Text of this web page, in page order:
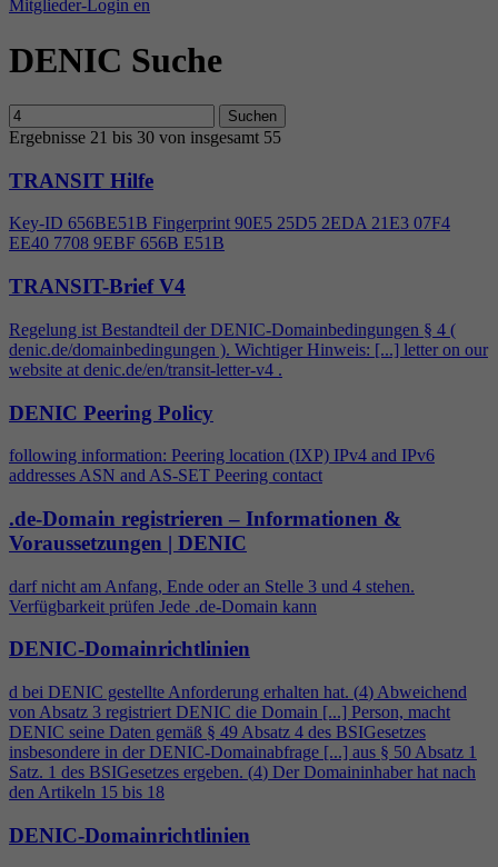
Mitglieder-Login en
DENIC Suche
Suchen
Ergebnisse 21 bis 30 von insgesamt 55
TRANSIT Hilfe
Key-ID 656BE51B Fingerprint 90E5 25D5 2EDA 21E3 07F4
EE40 7708 9EBF 656B E51B
TRANSIT-Brief V4
Regelung ist Bestandteil der DENIC-Domainbedingungen § 4 (
denic.de/domainbedingungen ). Wichtiger Hinweis: [...] letter on our
website at denic.de/en/transit-letter-v4 .
DENIC Peering Policy
following information: Peering location (IXP) IPv4 and IPv6
addresses ASN and AS-SET Peering contact
.de-Domain registrieren – Informationen &
Voraussetzungen | DENIC
darf nicht am Anfang, Ende oder an Stelle 3 und 4 stehen.
Verfügbarkeit prüfen Jede .de-Domain kann
DENIC-Domainrichtlinien
d bei DENIC gestellte Anforderung erhalten hat. (4) Abweichend
von Absatz 3 registriert DENIC die Domain [...] Person, macht
DENIC seine Daten gemäß § 49 Absatz 4 des BSIGesetzes
insbesondere in der DENIC-Domainabfrage [...] aus § 50 Absatz 1
Satz. 1 des BSIGesetzes ergeben. (4) Der Domaininhaber hat nach
den Artikeln 15 bis 18
DENIC-Domainrichtlinien